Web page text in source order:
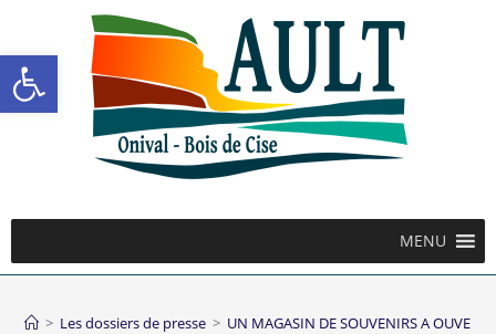
Ouvrir la barre d’outils
MENU
> Les dossiers de presse > UN MAGASIN DE SOUVENIRS A OUVERT